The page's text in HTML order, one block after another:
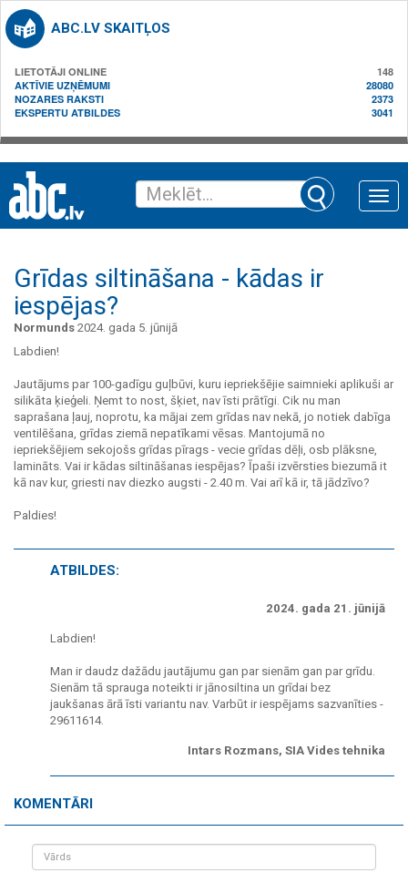
ABC.LV SKAITĻOS
LIETOTĀJI ONLINE
148
AKTĪVIE UZŅĒMUMI
28080
NOZARES RAKSTI
2373
EKSPERTU ATBILDES
3041
Toggle
Grīdas siltināšana - kādas ir
iespējas?
Normunds 2024. gada 5. jūnijā
Labdien!
Jautājums par 100-gadīgu guļbūvi, kuru iepriekšējie saimnieki aplikuši ar
silikāta ķieģeli. Ņemt to nost, šķiet, nav īsti prātīgi. Cik nu man
saprašana ļauj, noprotu, ka mājai zem grīdas nav nekā, jo notiek dabīga
ventilēšana, grīdas ziemā nepatīkami vēsas. Mantojumā no
iepriekšējiem sekojošs grīdas pīrags - vecie grīdas dēļi, osb plāksne,
lamināts. Vai ir kādas siltināšanas iespējas? Īpaši izvērsties biezumā it
kā nav kur, griesti nav diezko augsti - 2.40 m. Vai arī kā ir, tā jādzīvo?
Paldies!
ATBILDES:
2024. gada 21. jūnijā
Labdien!
Man ir daudz dažādu jautājumu gan par sienām gan par grīdu.
Sienām tā sprauga noteikti ir jānosiltina un grīdai bez
jaukšanas ārā īsti variantu nav. Varbūt ir iespējams sazvanīties -
29611614.
Intars Rozmans, SIA Vides tehnika
KOMENTĀRI
Vārds